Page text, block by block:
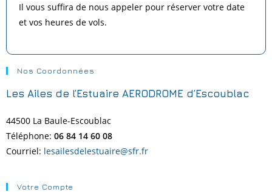
Il vous suffira de nous appeler pour réserver votre date
et vos heures de vols.
Nos Coordonnées
Les Ailes de l’Estuaire AERODROME d’Escoublac
44500 La Baule-Escoublac
Téléphone: 06 84 14 60 08
Courriel: lesailesdelestuaire@sfr.fr
Votre Compte